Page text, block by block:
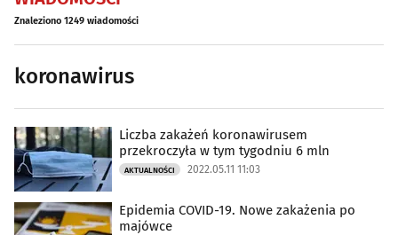
Znaleziono 1249 wiadomości
koronawirus
Liczba zakażeń koronawirusem
przekroczyła w tym tygodniu 6 mln
AKTUALNOŚCI 2022.05.11 11:03
Epidemia COVID-19. Nowe zakażenia po
majówce